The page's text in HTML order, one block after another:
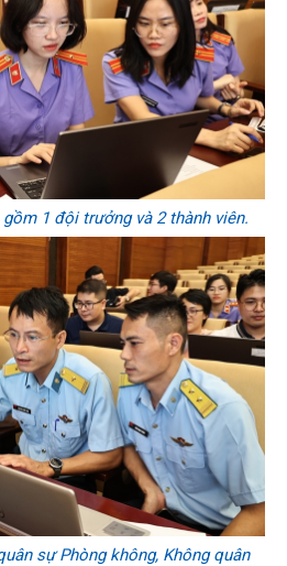
1 đội trưởng và 2 thành viên.
sự Phòng không, Không quân